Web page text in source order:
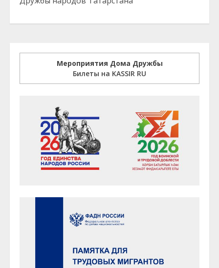
Мероприятия Дома Дружбы
Билеты на KASSIR RU